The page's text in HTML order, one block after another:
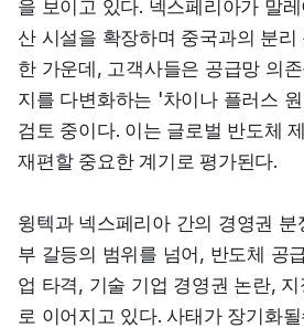
을 보이고 있다. 넥스페리아가 말
산 시설을 확장하며 중국과의 분
한 가운데, 고객사들은 공급망 의
지를 다변화하는 '차이나 플러스
검토 중이다. 이는 글로벌 반도체
재편할 중요한 계기로 평가된다.
윙텍과 넥스페리아 간의 경영권 분
부 갈등의 범위를 넘어, 반도체 공
업 타격, 기술 기업 경영권 논란,
로 이어지고 있다. 사태가 장기화